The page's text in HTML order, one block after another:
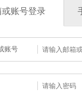
或账号登录
账号